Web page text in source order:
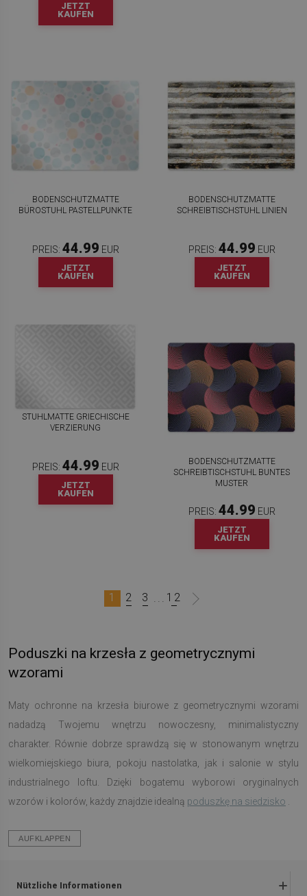
JETZT
KAUFEN
BODENSCHUTZMATTE
BÜROSTUHL PASTELLPUNKTE
PREIS: 44.99 EUR
JETZT
KAUFEN
BODENSCHUTZMATTE
SCHREIBTISCHSTUHL LINIEN
PREIS: 44.99 EUR
JETZT
KAUFEN
STUHLMATTE GRIECHISCHE
VERZIERUNG
PREIS: 44.99 EUR
JETZT
KAUFEN
BODENSCHUTZMATTE
SCHREIBTISCHSTUHL BUNTES
MUSTER
PREIS: 44.99 EUR
JETZT
KAUFEN
1 2 3 ... 12
Poduszki na krzesła z geometrycznymi
wzorami
Maty ochronne na krzesła biurowe z geometrycznymi wzorami
nadadzą Twojemu wnętrzu nowoczesny, minimalistyczny
charakter. Równie dobrze sprawdzą się w stonowanym wnętrzu
wielkomiejskiego biura, pokoju nastolatka, jak i salonie w stylu
industrialnego loftu. Dzięki bogatemu wyborowi oryginalnych
wzorów i kolorów, każdy znajdzie idealną poduszkę na siedzisko .
AUFKLAPPEN
Nützliche Informationen